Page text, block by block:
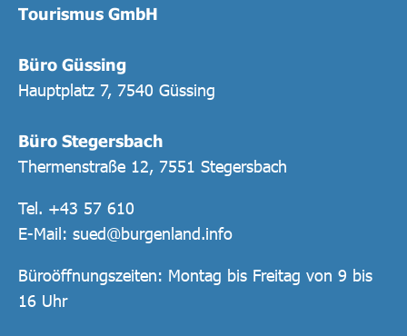
Tourismus GmbH
Büro Güssing
Hauptplatz 7, 7540 Güssing
Büro Stegersbach
Thermenstraße 12, 7551 Stegersbach
Tel. +43 57 610
E-Mail: sued@burgenland.info
Büroöffnungszeiten: Montag bis Freitag von 9 bis
16 Uhr